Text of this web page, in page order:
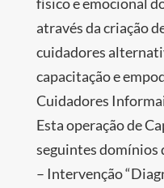
através da criação
cuidadores
capacitação e
Cuidadores
Esta operação de
seguintes domínios
– Intervenção